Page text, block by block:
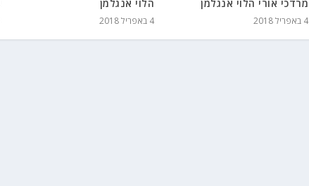
מרדכי אורי הלוי אנגלמן
4 באפריל 2018
הלוי אנגלמן
4 באפריל 2018